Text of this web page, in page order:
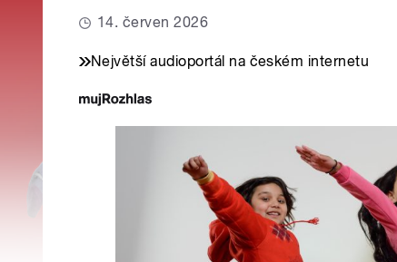
14. červen 2026
Největší audioportál na českém internetu